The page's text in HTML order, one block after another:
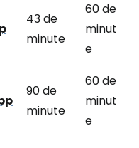
43 de
minute
60 de
minut
e
90 de
minute
60 de
minut
e